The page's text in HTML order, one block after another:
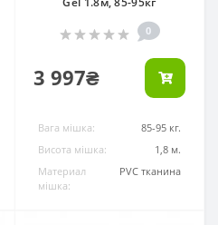
0
3 997₴
Вага мішка:
85-95 кг.
Висота мішка:
1,8 м.
Материал
мішка:
PVC тканина